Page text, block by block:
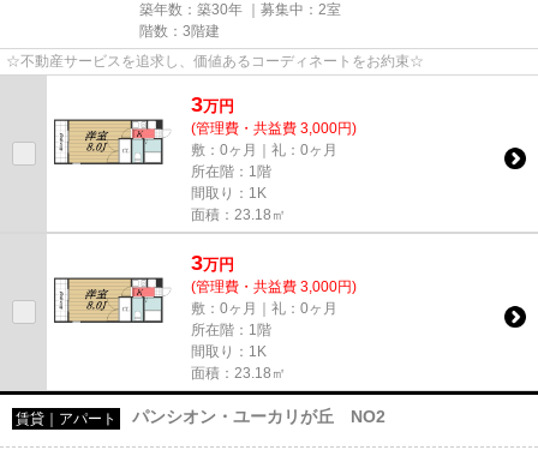
築年数：築30年 ｜募集中： 2室
階数：3階建
☆不動産サービスを追求し、価値あるコーディネートをお約束☆
3万円
(管理費・共益費 3,000円)
敷：0ヶ月｜礼：0ヶ月
所在階：1階
間取り：1K
面積：23.18㎡
3万円
(管理費・共益費 3,000円)
敷：0ヶ月｜礼：0ヶ月
所在階：1階
間取り：1K
面積：23.18㎡
賃貸｜アパート パンシオン・ユーカリが丘 NO2